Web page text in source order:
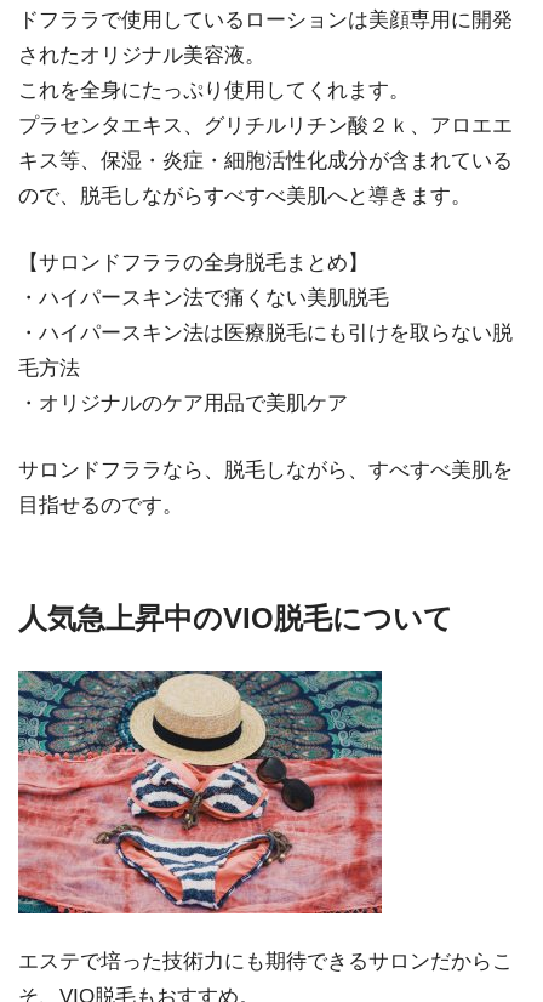
ドフララで使用しているローションは美顔専用に開発
されたオリジナル美容液。
これを全身にたっぷり使用してくれます。
プラセンタエキス、グリチルリチン酸２ｋ、アロエエ
キス等、保湿・炎症・細胞活性化成分が含まれている
ので、脱毛しながらすべすべ美肌へと導きます。
【サロンドフララの全身脱毛まとめ】
・ハイパースキン法で痛くない美肌脱毛
・ハイパースキン法は医療脱毛にも引けを取らない脱
毛方法
・オリジナルのケア用品で美肌ケア
サロンドフララなら、脱毛しながら、すべすべ美肌を
目指せるのです。
人気急上昇中のVIO脱毛について
エステで培った技術力にも期待できるサロンだからこ
そ、VIO脱毛もおすすめ。